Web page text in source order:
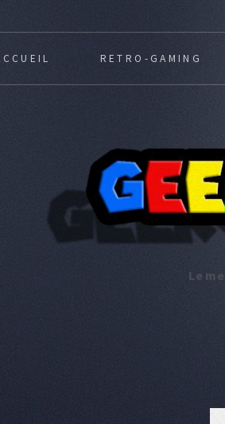
Le
RETRO-GAMING